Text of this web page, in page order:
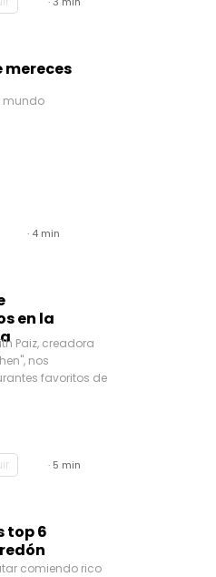
mundo
· 4 min
en la
Paiz, creadora
nos
favoritos de
· 5 min
top 6
comiendo rico